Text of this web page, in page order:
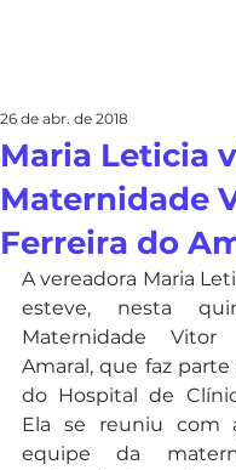
Maria Leticia
Maternidade
Ferreira do
26 de abr. de 2018
A vereadora Maria
esteve, nesta
Maternidade
Amaral, que faz
do Hospital de
Ela se reuniu com
equipe da